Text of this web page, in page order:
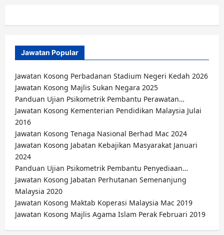
Jawatan Popular
Jawatan Kosong Perbadanan Stadium Negeri Kedah 2026
Jawatan Kosong Majlis Sukan Negara 2025
Panduan Ujian Psikometrik Pembantu Perawatan…
Jawatan Kosong Kementerian Pendidikan Malaysia Julai
2016
Jawatan Kosong Tenaga Nasional Berhad Mac 2024
Jawatan Kosong Jabatan Kebajikan Masyarakat Januari
2024
Panduan Ujian Psikometrik Pembantu Penyediaan…
Jawatan Kosong Jabatan Perhutanan Semenanjung
Malaysia 2020
Jawatan Kosong Maktab Koperasi Malaysia Mac 2019
Jawatan Kosong Majlis Agama Islam Perak Februari 2019